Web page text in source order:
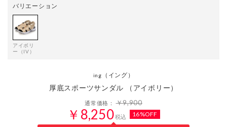
バリエーション
アイボリ
ー（IV）
ing （イング）
厚底スポーツサンダル （アイボリー）
通常価格：￥9,900
￥8,250税込 16%OFF